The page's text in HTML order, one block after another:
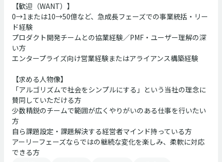
【歓迎（WANT）】
0→1または10→50億など、急成長フェーズでの事業統括・リー
ド経験
プロダクト開発チームとの協業経験／PMF・ユーザー理解の深
い方
エンタープライズ向け営業経験またはアライアンス構築経験
【求める人物像】
「アルゴリズムで社会をシンプルにする」という当社の理念に
賛同していただける方
少数精鋭のチームで範囲が広くやりがいのある仕事を行いたい
方
自ら課題設定・課題解決する経営者マインド持っている方
アーリーフェーズならではの継続な変化を楽しみ、柔軟に対応
できる方